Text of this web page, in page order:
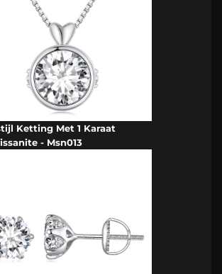
Ketting Met 1 Karaat
- Msn013